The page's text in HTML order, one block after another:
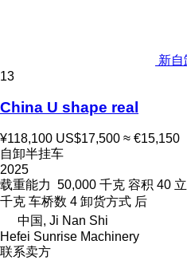
新自
13
China U shape real
¥118,100 US$17,500 ≈ €15,150
自卸半挂车
2025
载重能力 50,000 千克 容积 40
千克 车桥数 4 卸货方式 后
中国, Ji Nan Shi
Hefei Sunrise Machinery
联系卖方